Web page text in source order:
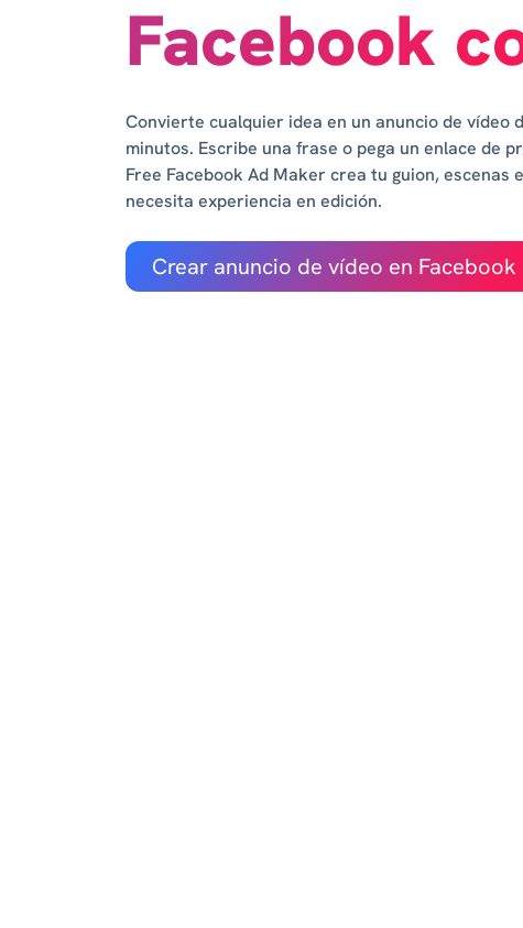
Facebook
Convierte cualquier idea en un anuncio de vídeo
minutos. Escribe una frase o pega un enlace de
Free Facebook Ad Maker crea tu guion, escenas
necesita experiencia en edición.
Crear anuncio de vídeo en Facebook